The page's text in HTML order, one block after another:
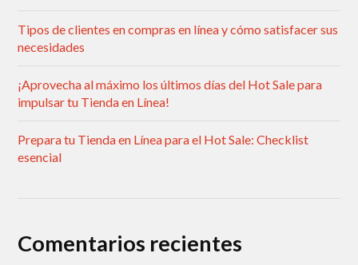
Tipos de clientes en compras en línea y cómo satisfacer sus
necesidades
¡Aprovecha al máximo los últimos días del Hot Sale para
impulsar tu Tienda en Línea!
Prepara tu Tienda en Línea para el Hot Sale: Checklist
esencial
Comentarios recientes